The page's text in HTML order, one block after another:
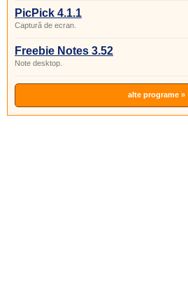
PicPick 4.1.1
Captură de ecran.
Freebie Notes 3.52
Note desktop.
alte programe »